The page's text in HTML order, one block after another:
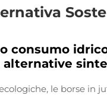
consumo
alternative
le borse in